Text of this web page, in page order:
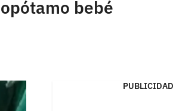
bebé
PUBLICIDAD